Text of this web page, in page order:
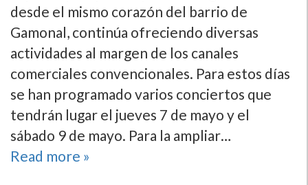
desde el mismo corazón del barrio de
Gamonal, continúa ofreciendo diversas
actividades al margen de los canales
comerciales convencionales. Para estos dí­as
se han programado varios conciertos que
tendrán lugar el jueves 7 de mayo y el
sábado 9 de mayo. Para la ampliar…
Read more »